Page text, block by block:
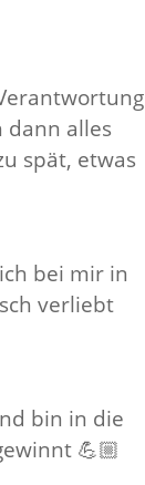
dann alles
spät, etwas
bei mir in
verliebt
bin in die
💪🏼